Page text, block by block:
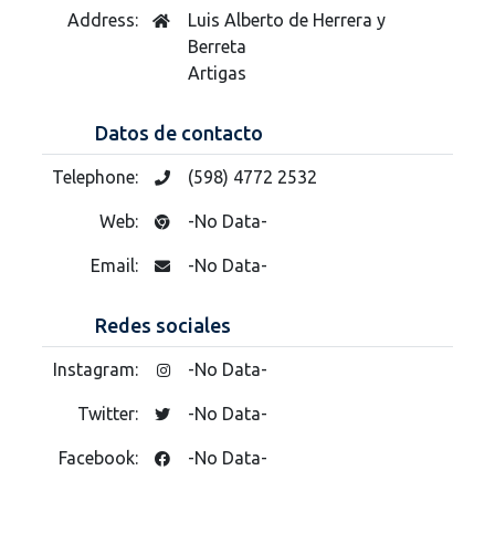
Address:
Luis Alberto de Herrera y
Berreta
Artigas
Datos de contacto
Telephone: (598) 4772 2532
Web: -No Data-
Email: -No Data-
Redes sociales
Instagram: -No Data-
Twitter: -No Data-
Facebook: -No Data-